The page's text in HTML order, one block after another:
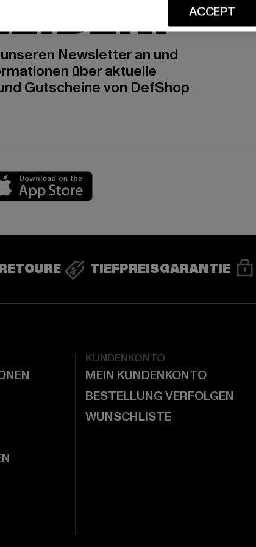
Newsletter an und
über aktuelle
Gutscheine von DefShop
market
TIEFPREISGARANTIE
KUNDENKONTO
MEIN KUNDENKONTO
BESTELLUNG VERFOLGEN
WUNSCHLISTE
ACCEPT